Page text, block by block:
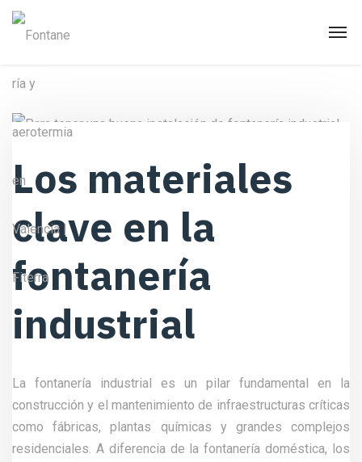
Los materiales
clave en la
fontanería
industrial
La fontanería industrial es un pilar fundamental en la
construcción y el mantenimiento de infraestructuras críticas
como fábricas, plantas químicas y grandes complejos
residenciales. A diferencia de la fontanería doméstica, los